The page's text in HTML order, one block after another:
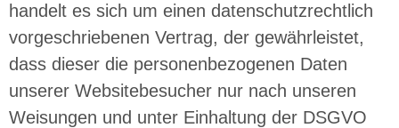
handelt es sich um einen datenschutzrechtlich
vorgeschriebenen Vertrag, der gewährleistet,
dass dieser die personenbezogenen Daten
unserer Websitebesucher nur nach unseren
Weisungen und unter Einhaltung der DSGVO